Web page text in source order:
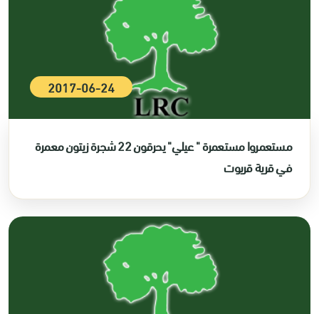
2017-06-24
مستعمروا مستعمرة " عيلي" يحرقون 22 شجرة زيتون معمرة
في قرية قريوت